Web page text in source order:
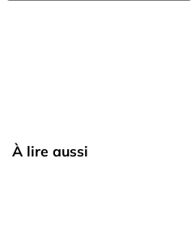
À lire aussi